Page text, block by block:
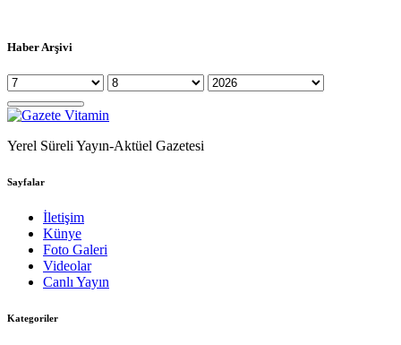
Haber Arşivi
Yerel Süreli Yayın-Aktüel Gazetesi
Sayfalar
İletişim
Künye
Foto Galeri
Videolar
Canlı Yayın
Kategoriler